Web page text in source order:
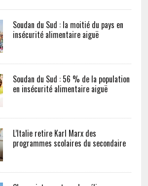
Soudan du Sud : la moitié du pays en
insécurité alimentaire aiguë
Soudan du Sud : 56 % de la population
en insécurité alimentaire aiguë
L’Italie retire Karl Marx des
programmes scolaires du secondaire